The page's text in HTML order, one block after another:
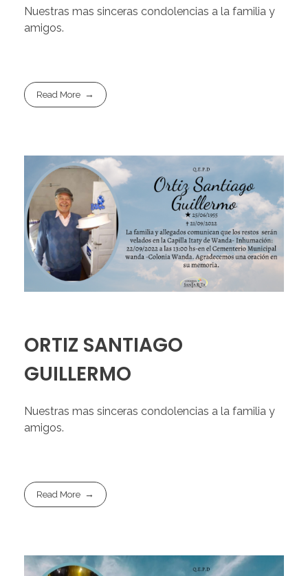
Nuestras mas sinceras condolencias a la familia y
amigos.
Read More
ORTIZ SANTIAGO
GUILLERMO
Nuestras mas sinceras condolencias a la familia y
amigos.
Read More